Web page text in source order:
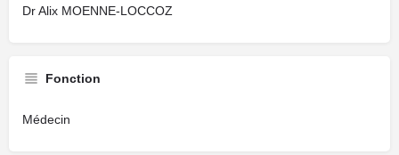
Dr Alix MOENNE-LOCCOZ
Fonction
Médecin